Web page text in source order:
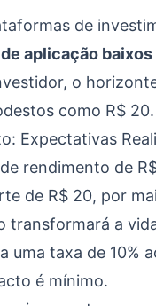
de
aplicação baixos
o
como R$ 20.
Expectativas
rendimento de
de R$ 20, por
transformará a
uma taxa de 10%
é mínimo.